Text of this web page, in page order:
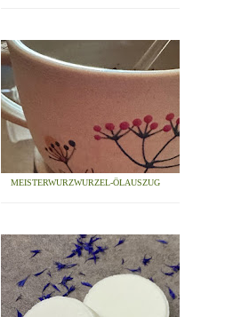
MEISTERWURZWURZEL-ÖLAUSZUG